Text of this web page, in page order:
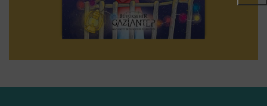
GAZI ÇOCUK – 10. SAYI